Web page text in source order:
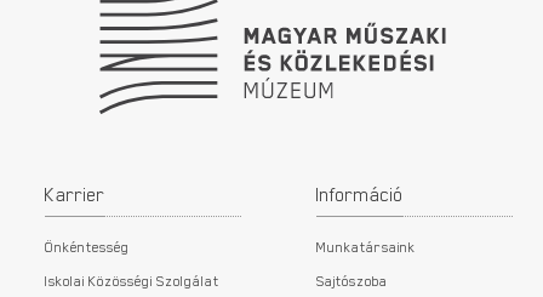
Karrier
Önkéntesség
Iskolai Közösségi Szolgálat
Információ
Munkatársaink
Sajtószoba